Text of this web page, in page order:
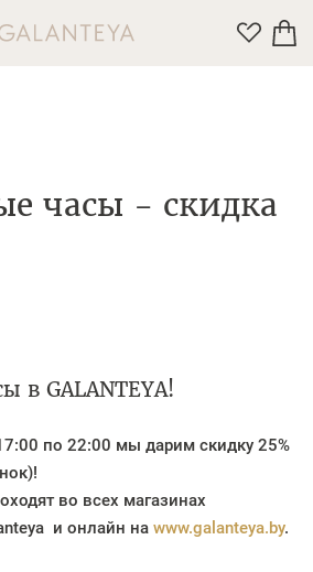
или артикул товара
часы - скидка
в GALANTEYA!
по 22:00 мы дарим скидку 25%
во всех магазинах
и онлайн на www.galanteya.by.